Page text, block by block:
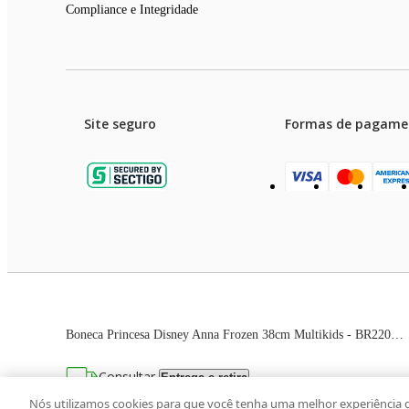
Consultar Entrega e retira
Compliance e Integridade
Site seguro Formas de
Preços e condições de
As imagens dos produtos são meramente
Avenida Zaki Narchi, nº 1650, sobreloja,
Nós utilizamos cookies para que você tenha uma melhor experiência